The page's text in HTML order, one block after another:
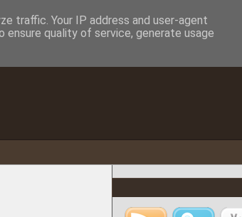
traffic. Your IP address and user-agent
quality of service, generate usage